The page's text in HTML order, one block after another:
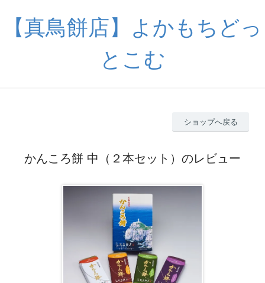
【真鳥餅店】よかもちどっ
とこむ
ショップへ戻る
かんころ餅 中（２本セット）のレビュー